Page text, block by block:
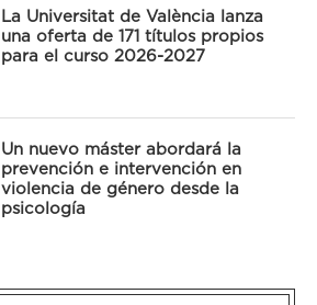
La Universitat de València lanza
una oferta de 171 títulos propios
para el curso 2026-2027
Un nuevo máster abordará la
prevención e intervención en
violencia de género desde la
psicología